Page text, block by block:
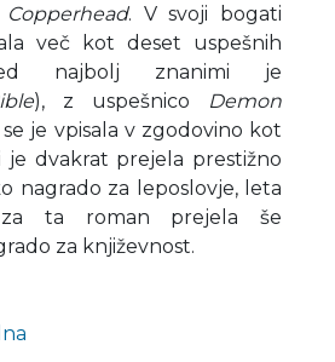
. V svoji bogati
več kot deset uspešnih
najbolj znanimi je
), z uspešnico
Demon
je vpisala v zgodovino kot
je dvakrat prejela prestižno
nagrado za leposlovje, leta
ta roman prejela še
za književnost.